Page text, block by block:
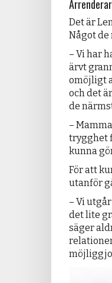
Det är
Något
– Vi har
ärvt
omöjligt
och det
de
–
trygghet
kunna
För att
utanför
– Vi
det lite
säger